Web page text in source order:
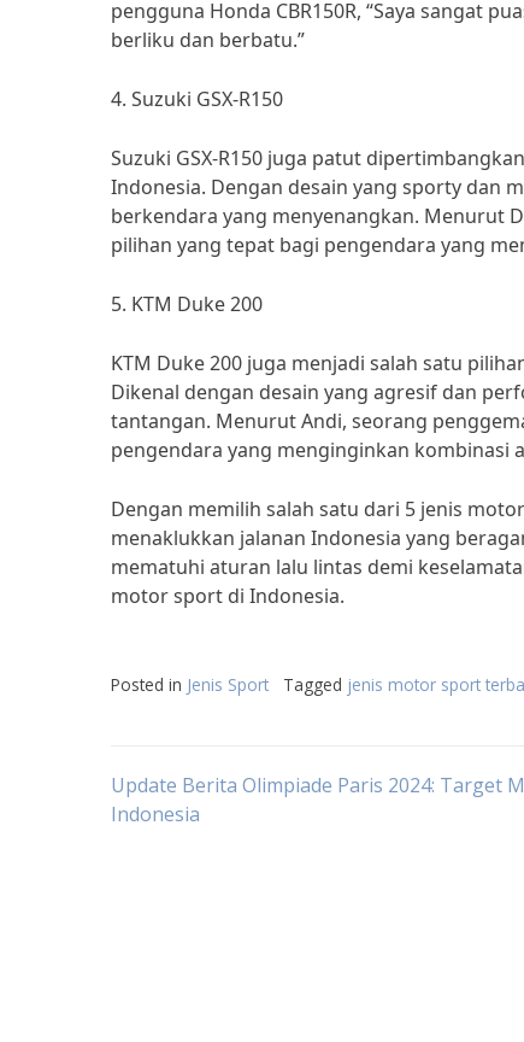
pengguna Honda CBR150R, “Saya sangat
berliku dan berbatu.”
4. Suzuki GSX-R150
Suzuki GSX-R150 juga patut
Indonesia. Dengan desain yang sporty dan
berkendara yang menyenangkan. Menurut
pilihan yang tepat bagi pengendara yang
5. KTM Duke 200
KTM Duke 200 juga menjadi salah satu
Dikenal dengan desain yang agresif dan
tantangan. Menurut Andi, seorang
pengendara yang menginginkan kombinasi
Dengan memilih salah satu dari 5 jenis
menaklukkan jalanan Indonesia yang
mematuhi aturan lalu lintas demi
motor sport di Indonesia.
Posted in Jenis Sport Tagged jenis motor sport
Post
Update Berita Olimpiade Paris 2024: Target
Indonesia